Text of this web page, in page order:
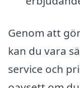
Genom att
kan du vara
service och